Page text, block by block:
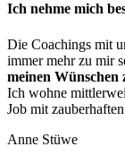
Ich nehme mich
Die Coachings mit
immer mehr zu mir
meinen Wünschen
Ich wohne
Job mit
Anne Stüwe